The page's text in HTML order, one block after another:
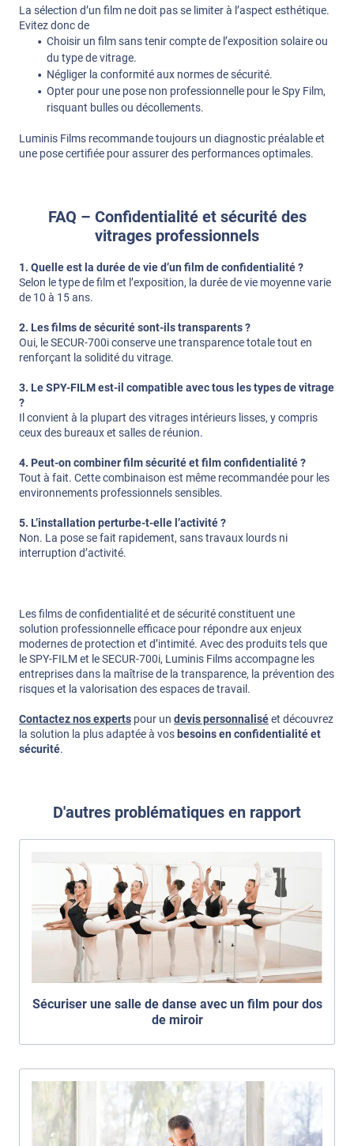
La sélection d’un film ne doit pas se limiter à l’aspect esthétique.
Evitez donc de
Choisir un film sans tenir compte de l’exposition solaire ou
du type de vitrage.
Négliger la conformité aux normes de sécurité.
Opter pour une pose non professionnelle pour le Spy Film,
risquant bulles ou décollements.
Luminis Films recommande toujours un diagnostic préalable et
une pose certifiée pour assurer des performances optimales.
FAQ – Confidentialité et sécurité des
vitrages professionnels
1. Quelle est la durée de vie d’un film de confidentialité ?
Selon le type de film et l’exposition, la durée de vie moyenne varie
de 10 à 15 ans.
2. Les films de sécurité sont-ils transparents ?
Oui, le SECUR-700i conserve une transparence totale tout en
renforçant la solidité du vitrage.
3. Le SPY-FILM est-il compatible avec tous les types de vitrage
?
Il convient à la plupart des vitrages intérieurs lisses, y compris
ceux des bureaux et salles de réunion.
4. Peut-on combiner film sécurité et film confidentialité ?
Tout à fait. Cette combinaison est même recommandée pour les
environnements professionnels sensibles.
5. L’installation perturbe-t-elle l’activité ?
Non. La pose se fait rapidement, sans travaux lourds ni
interruption d’activité.
Les films de confidentialité et de sécurité constituent une
solution professionnelle efficace pour répondre aux enjeux
modernes de protection et d’intimité. Avec des produits tels que
le SPY-FILM et le SECUR-700i, Luminis Films accompagne les
entreprises dans la maîtrise de la transparence, la prévention des
risques et la valorisation des espaces de travail.
Contactez nos experts pour un devis personnaliséet découvrez
la solution la plus adaptée à vos besoins en confidentialité et
sécurité.
D'autres problématiques en rapport
Sécuriser une salle de danse avec un film pour dos
de miroir